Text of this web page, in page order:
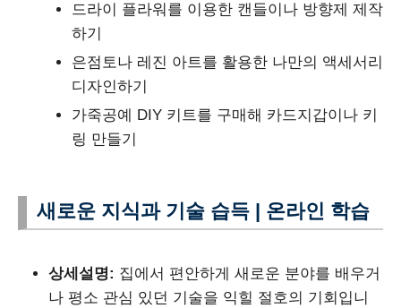
드라이 플라워를 이용한 캔들이나 방향제 제작
하기
은점토나 레진 아트를 활용한 나만의 액세서리
디자인하기
가죽공예 DIY 키트를 구매해 카드지갑이나 키
링 만들기
새로운 지식과 기술 습득 | 온라인 학습
상세설명: 집에서 편안하게 새로운 분야를 배우거
나 평소 관심 있던 기술을 익힐 절호의 기회입니